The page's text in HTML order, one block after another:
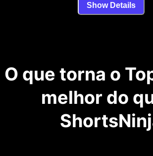
Show Details
O que torna o
melhor do